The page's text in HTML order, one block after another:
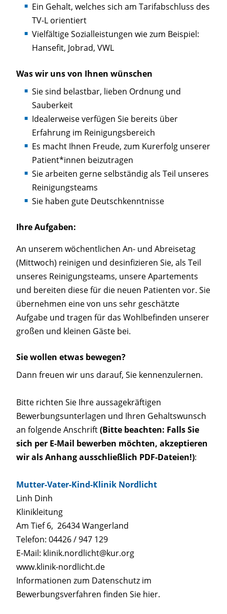
Ein Gehalt, welches sich am Tarifabschluss des
TV-L orientiert
Vielfältige Sozialleistungen wie zum Beispiel:
Hansefit, Jobrad, VWL
Was wir uns von Ihnen wünschen
Sie sind belastbar, lieben Ordnung und
Sauberkeit
Idealerweise verfügen Sie bereits über
Erfahrung im Reinigungsbereich
Es macht Ihnen Freude, zum Kurerfolg unserer
Patient*innen beizutragen
Sie arbeiten gerne selbständig als Teil unseres
Reinigungsteams
Sie haben gute Deutschkenntnisse
Ihre Aufgaben:
An unserem wöchentlichen An- und Abreisetag
(Mittwoch) reinigen und desinfizieren Sie, als Teil
unseres Reinigungsteams, unsere Apartements
und bereiten diese für die neuen Patienten vor. Sie
übernehmen eine von uns sehr geschätzte
Aufgabe und tragen für das Wohlbefinden unserer
großen und kleinen Gäste bei.
Sie wollen etwas bewegen?
Dann freuen wir uns darauf, Sie kennenzulernen.
Bitte richten Sie Ihre aussagekräftigen
Bewerbungsunterlagen und Ihren Gehaltswunsch
an folgende Anschrift(Bitte beachten: Falls Sie
sich per E-Mail bewerben möchten, akzeptieren
wir als Anhang ausschließlich PDF-Dateien!):
Mutter-Vater-Kind-Klinik Nordlicht
Linh Dinh
Klinikleitung
Am Tief 6, 26434 Wangerland
Telefon: 04426 / 947 129
E-Mail: klinik.nordlicht@kur.org
www.klinik-nordlicht.de
Informationen zum Datenschutz im
Bewerbungsverfahren finden Sie hier.